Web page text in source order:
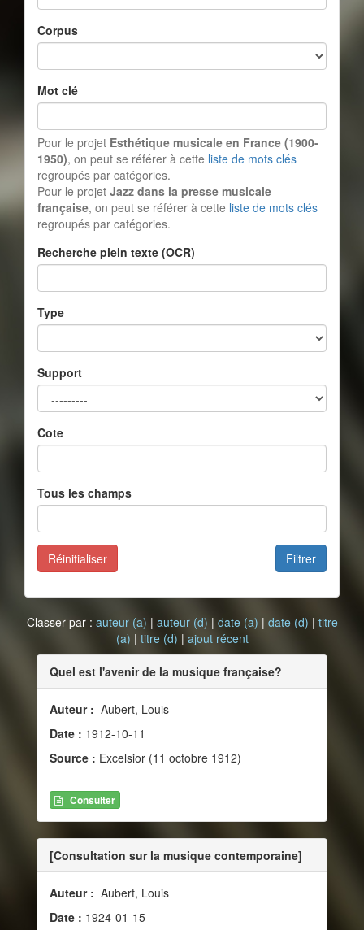
Corpus
Mot clé
Pour le projet Esthétique musicale en France (1900-
1950), on peut se référer à cette liste de mots clés
regroupés par catégories.
Pour le projet Jazz dans la presse musicale
française, on peut se référer à cette liste de mots clés
regroupés par catégories.
Recherche plein texte (OCR)
Type
Support
Cote
Tous les champs
Filtrer
Réinitialiser
Classer par : auteur (a) | auteur (d) | date (a) | date (d) | titre
(a) | titre (d) | ajout récent
Quel est l'avenir de la musique française?
Auteur : Aubert, Louis
Date : 1912-10-11
Source : Excelsior (11 octobre 1912)
Consulter
[Consultation sur la musique contemporaine]
Auteur : Aubert, Louis
Date : 1924-01-15